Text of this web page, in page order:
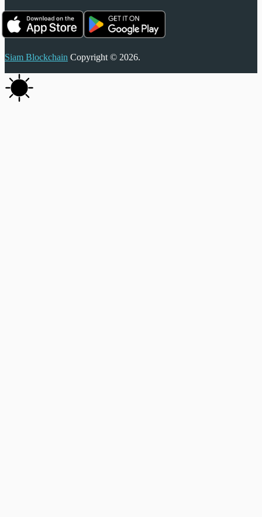
Siam Blockchain Copyright © 2026.